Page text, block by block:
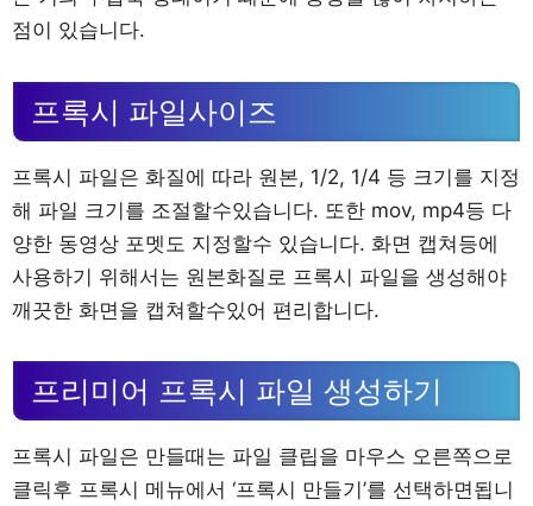
점이 있습니다.
프록시 파일사이즈
프록시 파일은 화질에 따라 원본, 1/2, 1/4 등 크기를 지정
해 파일 크기를 조절할수있습니다. 또한 mov, mp4등 다
양한 동영상 포멧도 지정할수 있습니다. 화면 캡쳐등에
사용하기 위해서는 원본화질로 프록시 파일을 생성해야
깨끗한 화면을 캡쳐할수있어 편리합니다.
프리미어 프록시 파일 생성하기
프록시 파일은 만들때는 파일 클립을 마우스 오른쪽으로
클릭후 프록시 메뉴에서 ‘프록시 만들기’를 선택하면됩니